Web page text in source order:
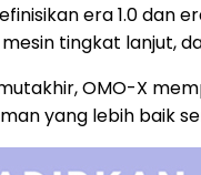
era 1.0 dan
tingkat lanjut,
OMO-X
yang lebih baik